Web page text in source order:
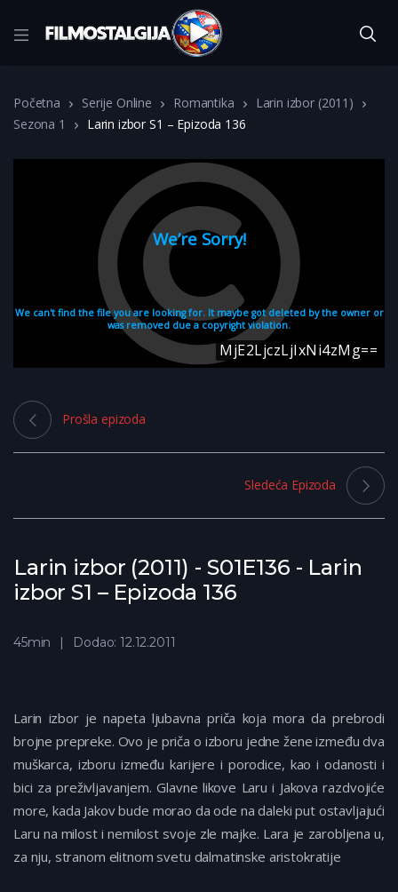
Početna Serije Online Romantika
Larin izbor (2011)
Sezona 1
Larin izbor S1 – Epizoda 136
Larin izbor (2011) - S01E136 - Larin
izbor S1 – Epizoda 136
Prošla epizoda
Sledeća Epizoda
45min Dodao: 12.12.2011
Larin izbor je napeta ljubavna priča koja mora da prebrodi
brojne prepreke. Ovo je priča o izboru jedne žene između dva
muškarca, izboru između karijere i porodice, kao i odanosti i
bici za preživljavanjem. Glavne likove Laru i Jakova razdvojiće
more, kada Jakov bude morao da ode na daleki put ostavljajući
Laru na milost i nemilost svoje zle majke. Lara je zarobljena u,
za nju, stranom elitnom svetu dalmatinske aristokratije